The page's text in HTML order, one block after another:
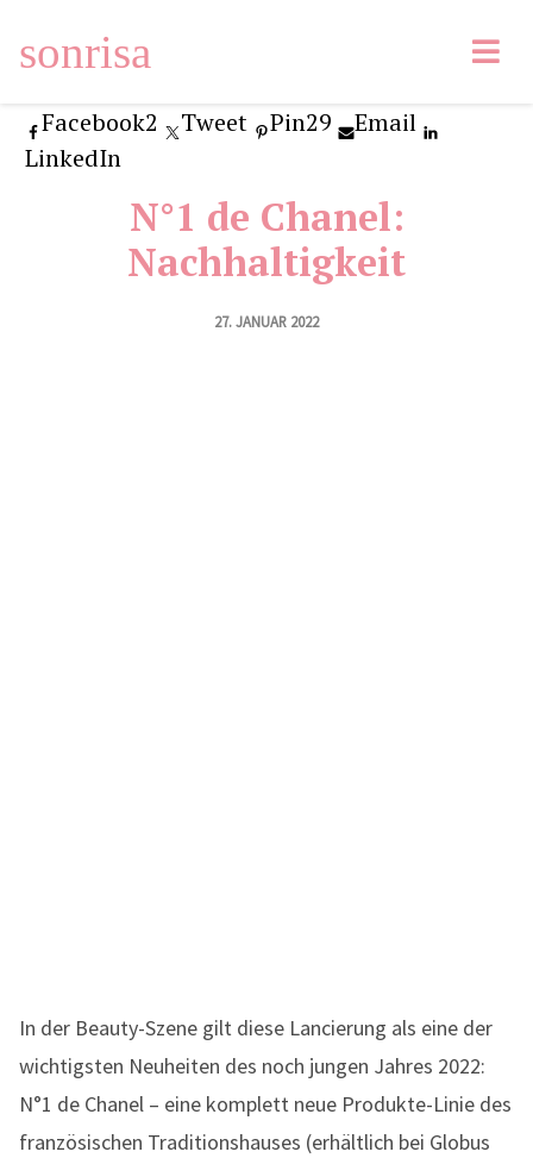
sonrisa
Facebook2 Tweet Pin29
Email
LinkedIn
N°1 de Chanel:
Nachhaltigkeit
27. JANUAR 2022
In der Beauty-Szene gilt diese Lancierung als eine der
wichtigsten Neuheiten des noch jungen Jahres 2022:
N°1 de Chanel – eine komplett neue Produkte-Linie des
französischen Traditionshauses (erhältlich bei Globus